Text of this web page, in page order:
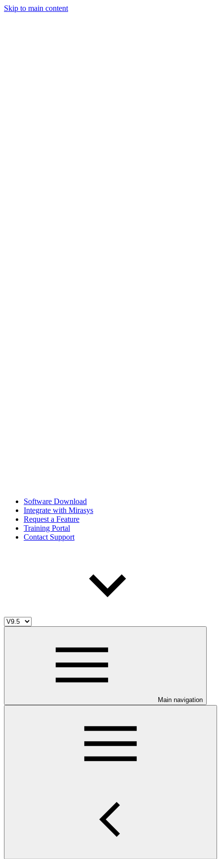
Skip to main content
Software Download
Integrate with Mirasys
Request a Feature
Training Portal
Contact Support
Main navigation